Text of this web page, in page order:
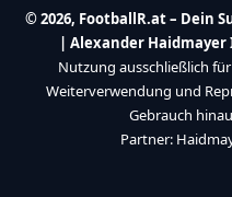
© 2026, FootballR.at – Dein
| Alexander
Nutzung ausschließlich
Weiterverwendung und
Gebrauch
Partner: